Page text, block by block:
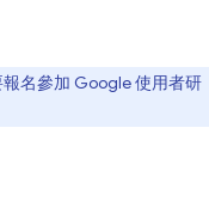
名參加 Google 使用者研